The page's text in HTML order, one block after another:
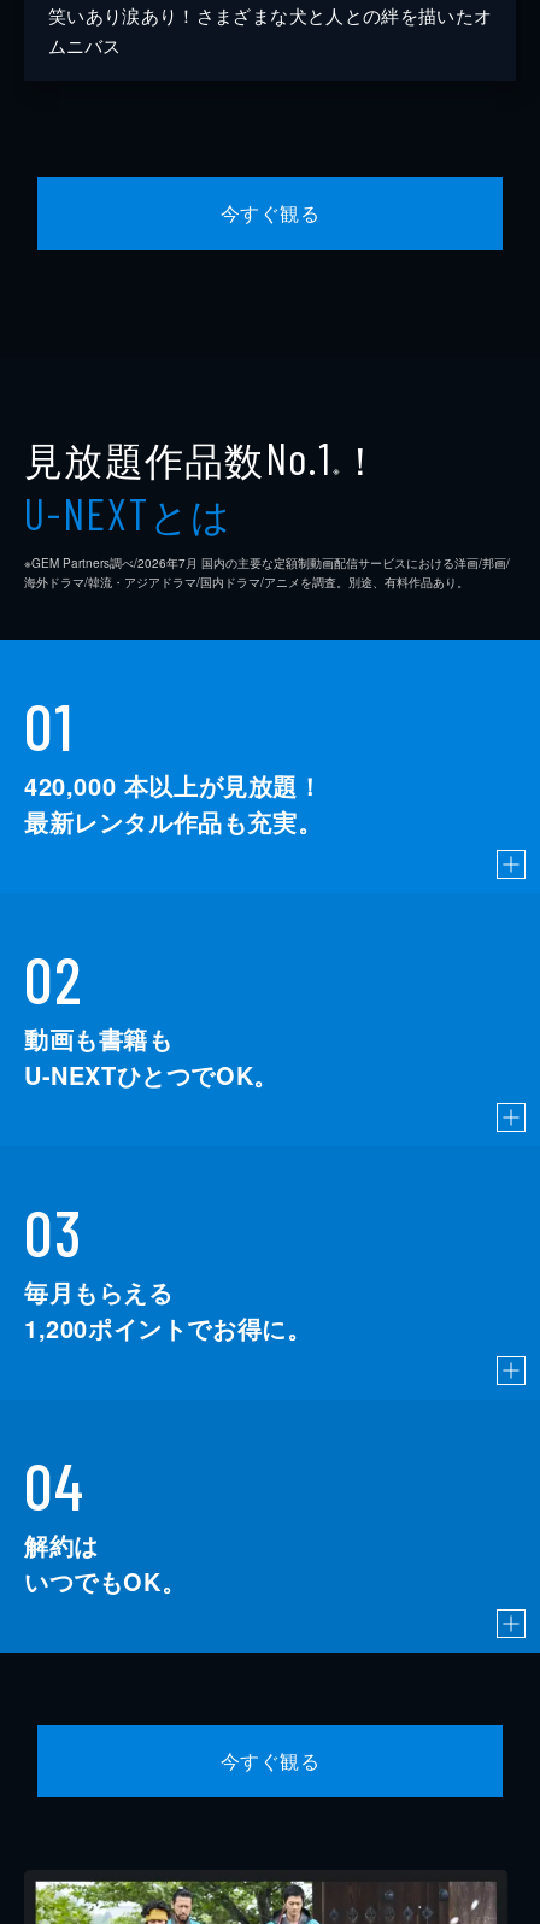
笑いあり涙あり！さまざまな犬と人との絆を描いたオ
ムニバス
今すぐ観る
見放題作品数No.1 ※ ！
U-NEXTとは
※GEM Partners調べ/2026年7⽉ 国内の主要な定額制動画配信サービスにおける洋画/邦画/
海外ドラマ/韓流・アジアドラマ/国内ドラマ/アニメを調査。別途、有料作品あり。
01
420,000 本以上が見放題！
最新レンタル作品も充実。
02
動画も書籍も
U-NEXTひとつでOK。
03
毎月もらえる
1,200ポイントでお得に。
04
解約は
いつでもOK。
今すぐ観る